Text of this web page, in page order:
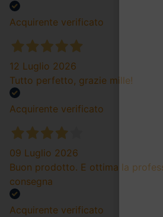
Acquirente verificato
12 Luglio 2026
Tutto perfetto, grazie mille!
Acquirente verificato
09 Luglio 2026
Buon prodotto. E ottima la
consegna
Acquirente verificato